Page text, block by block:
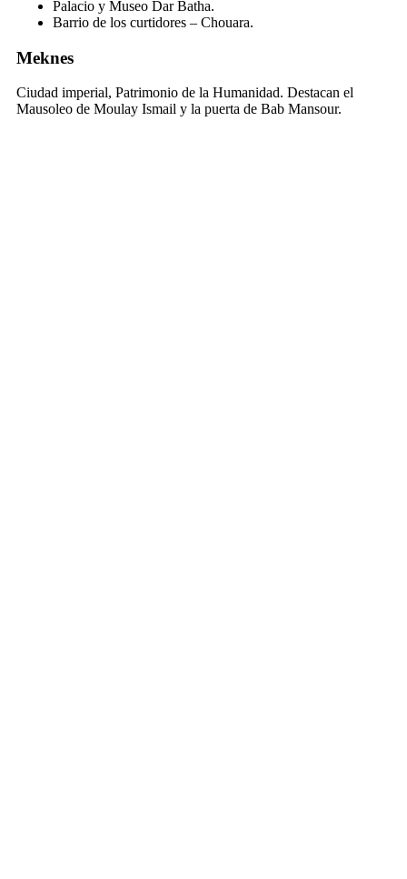
Palacio y Museo Dar Batha.
Barrio de los curtidores – Chouara.
Meknes
Ciudad imperial, Patrimonio de la Humanidad. Destacan el
Mausoleo de Moulay Ismail y la puerta de Bab Mansour.